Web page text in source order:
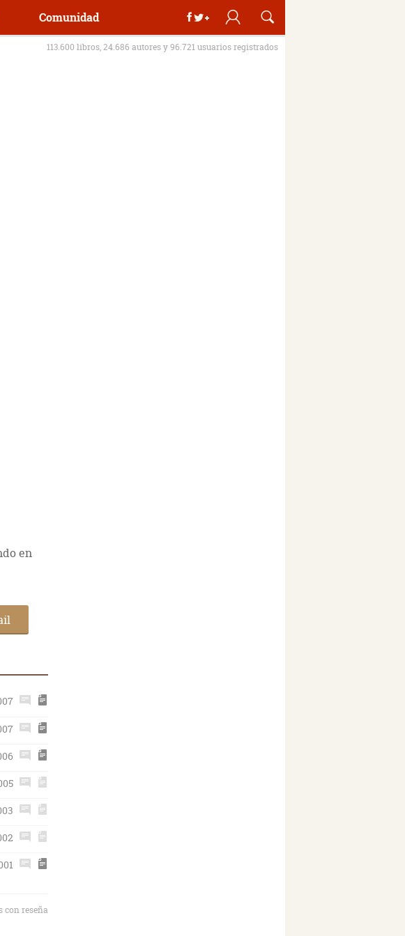
Comunidad
113.600 libros, 24.686 autores y 96.721 usuarios registrados
en
con reseña